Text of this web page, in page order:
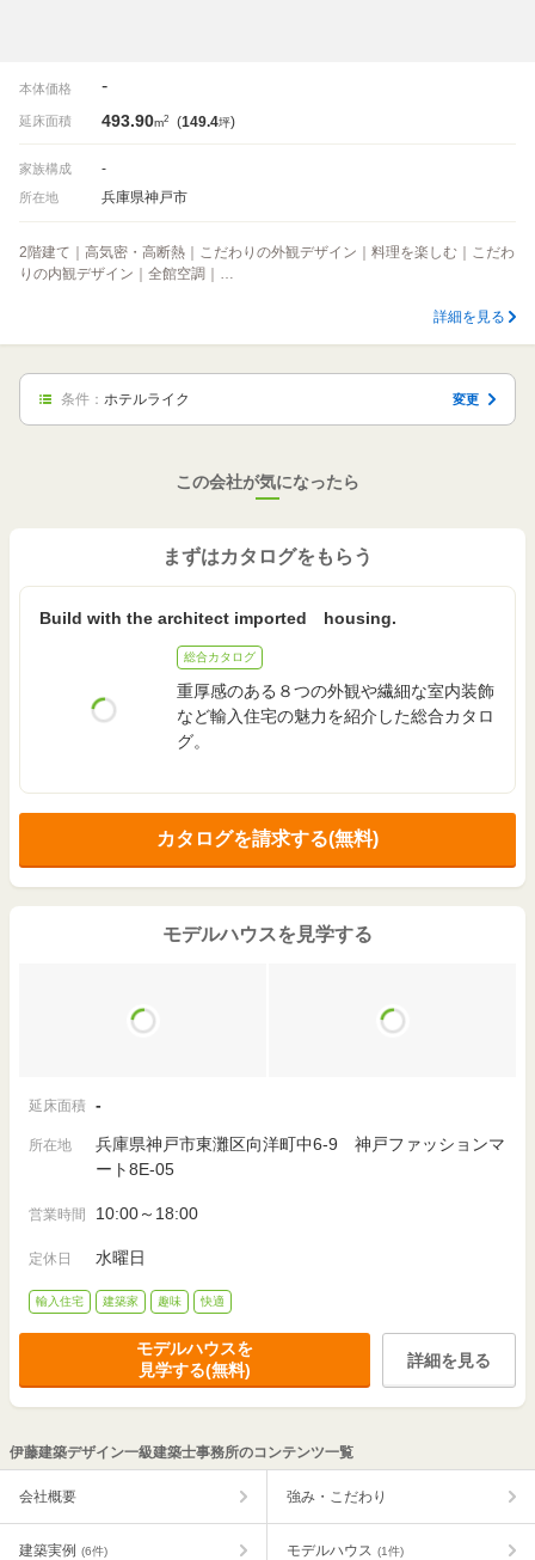
本体価格 -
延床面積 493.90m2 (149.4坪)
家族構成 -
所在地 兵庫県神戸市
2階建て｜高気密・高断熱｜こだわりの外観デザイン｜料理を楽しむ｜こだわ
りの内観デザイン｜全館空調｜…
詳細を見る
条件： ホテルライク 変更
この会社が気になったら
まずはカタログをもらう
Build with the architect imported housing.
総合カタログ
重厚感のある８つの外観や繊細な室内装飾
など輸入住宅の魅力を紹介した総合カタロ
グ。
カタログを請求する(無料)
モデルハウスを見学する
延床面積 -
所在地
兵庫県神戸市東灘区向洋町中6-9 神戸ファッションマ
ート8E-05
営業時間 10:00～18:00
定休日 水曜日
輸入住宅 建築家 趣味 快適
モデルハウスを
見学する(無料)
詳細を見る
伊藤建築デザイン一級建築士事務所のコンテンツ一覧
会社概要 強み・こだわり
建築実例 (6件) モデルハウス (1件)